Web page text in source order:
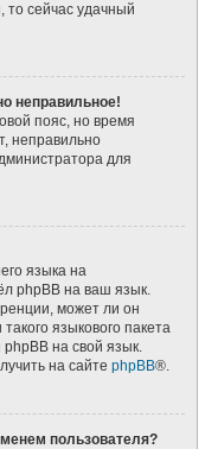
то сейчас удачный
неправильное!
пояс, но время
неправильно
для
языка на
phpBB на ваш язык.
может ли он
языкового пакета
на свой язык.
на сайте phpBB®.
пользователя?